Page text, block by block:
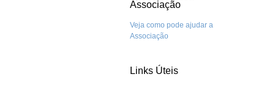
Associação
Veja como pode ajudar a
Associação
Links Úteis